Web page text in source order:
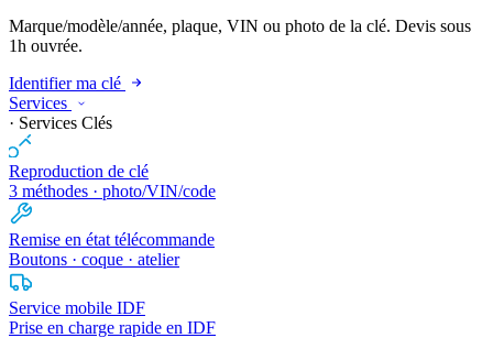
Marque/modèle/année, plaque, VIN ou photo de la clé. Devis sous
1h ouvrée.
Identifier ma clé
Services
· Services Clés
Reproduction de clé
3 méthodes · photo/VIN/code
Remise en état télécommande
Boutons · coque · atelier
Service mobile IDF
Prise en charge rapide en IDF